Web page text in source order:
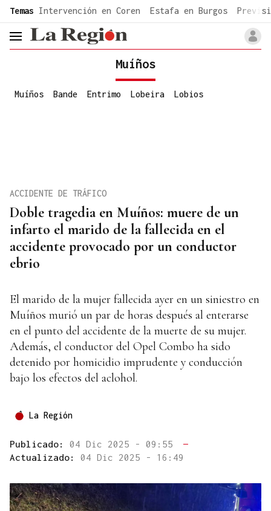
common.go-to-content
Temas Intervención en Coren Estafa en Burgos
header.menu.open
Muíños
Muíños Bande Entrimo Lobeira Lobios
Doble tragedia en Muíños: muere de un
infarto el marido de la fallecida en el
accidente provocado por un conductor
ebrio
ACCIDENTE DE TRÁFICO
El marido de la mujer fallecida ayer en un siniestro en
Muíños murió un par de horas después al enterarse
en el punto del accidente de la muerte de su mujer.
Además, el conductor del Opel Combo ha sido
detenido por homicidio imprudente y conducción
bajo los efectos del aclohol.
La Región
Publicado: 04 Dic 2025 - 09:55
—
Actualizado: 04 Dic 2025 - 16:49